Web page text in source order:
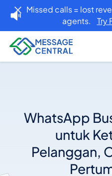
Missed calls = lost
agents. Try
WhatsApp
untuk
Pelanggan,